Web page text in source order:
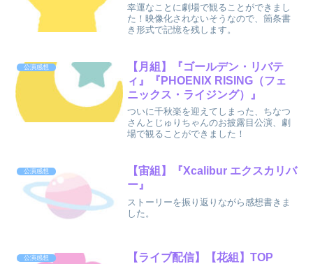
幸運なことに劇場で観ることができまし
た！映像化されないそうなので、箇条書
き形式で記憶を残します。
公演感想
【月組】『ゴールデン・リバテ
ィ』『PHOENIX RISING（フェ
ニックス・ライジング）』
ついに千秋楽を迎えてしまった、ちなつ
さんとじゅりちゃんのお披露目公演、劇
場で観ることができました！
公演感想
【宙組】『Xcalibur エクスカリバ
ー』
ストーリーを振り返りながら感想書きま
した。
公演感想
【ライブ配信】【花組】TOP